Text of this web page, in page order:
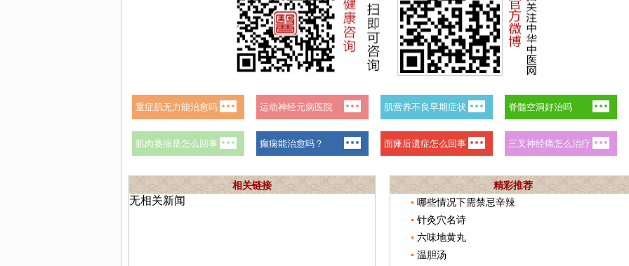
相关链接
无相关新闻
精彩推荐
哪些情况下需禁忌辛辣
针灸穴名诗
六味地黄丸
温胆汤